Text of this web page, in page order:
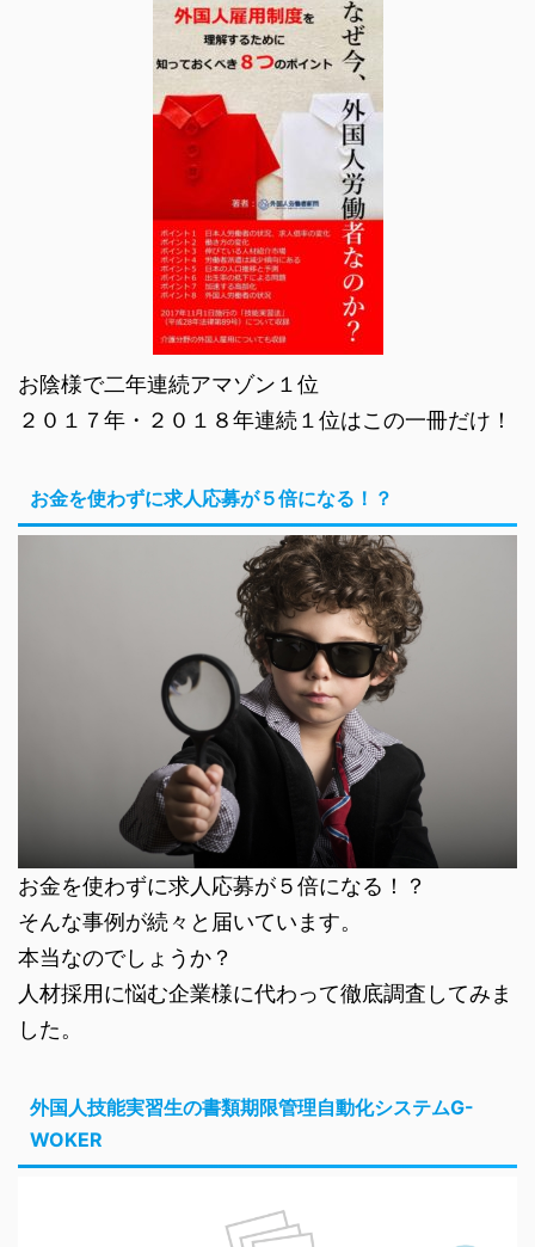
お陰様で二年連続アマゾン１位
２０１７年・２０１８年連続１位はこの一冊だけ！
お金を使わずに求人応募が５倍になる！？
お金を使わずに求人応募が５倍になる！？
そんな事例が続々と届いています。
本当なのでしょうか？
人材採用に悩む企業様に代わって徹底調査してみま
した。
外国人技能実習生の書類期限管理自動化システムG-
WOKER